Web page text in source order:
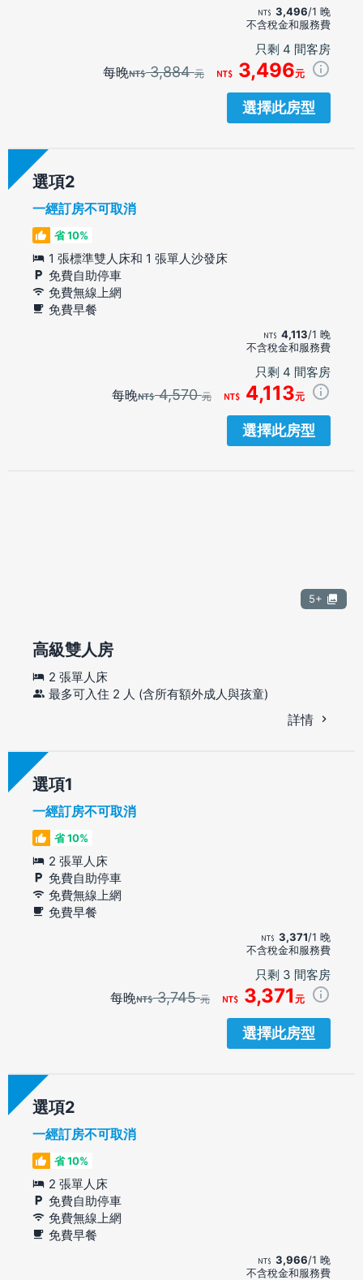
3,496/1 晚
不含稅金和服務費
只剩 4 間客房
每晚 3,884元 3,496元
選擇此房型
選項
一經訂房不可取消
省 10%
1 張標準雙人床和 1 張單人沙發床
免費自助停車
免費無線上網
免費早餐
4,113/1 晚
不含稅金和服務費
只剩 4 間客房
每晚 4,570元 4,113元
選擇此房型
5+
高級雙人房
2 張單人床
最多可入住 2 人 (含所有額外成人與孩童)
詳情
選項
一經訂房不可取消
省 10%
2 張單人床
免費自助停車
免費無線上網
免費早餐
3,371/1 晚
不含稅金和服務費
只剩 3 間客房
每晚 3,745元 3,371 元
選擇此房型
選項
一經訂房不可取消
省 10%
2 張單人床
免費自助停車
免費無線上網
免費早餐
3,966/1 晚
不含稅金和服務費